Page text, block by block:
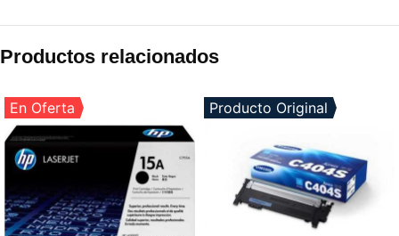
Productos relacionados
En Oferta Producto Original